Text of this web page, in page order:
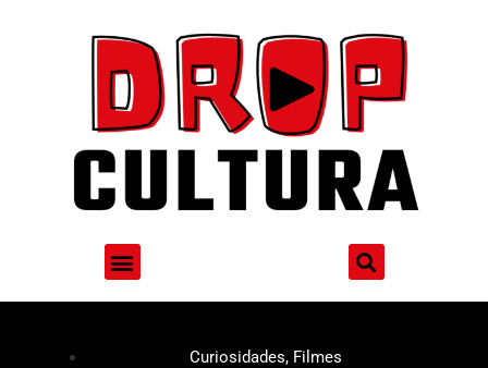
Curiosidades, Filmes